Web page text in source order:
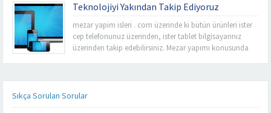
fiyatlarla buluşturup işçiliğimize yansıtıyoruz. Rahmet’i
Rahman’a uğurladımız sevdiklerimizin ebedi
istirahatgahlarını en uygun fiyat seçeneklerini sizelere
sunarak yapabilme imkanına sahibiz. Mezarlık
Teknolojiyi Yakından Takip Ediyoruz
mezar yapim isleri . com üzerinde ki bütün ürünleri ister
cep telefonunuz üzerinden, ister tablet bilgisayarınız
üzerinden takip edebilirsiniz. Mezar yapımı konusunda
güncel ürünlerimizi, ürün fiyatlarımızı ve firmamız
hakkında ki son gelişmeleri yakından takip...
Sıkça Sorulan Sorular